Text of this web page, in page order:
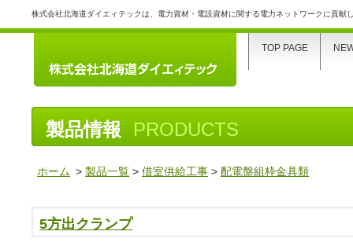
株式会社北海道ダイエィテックは、電力資材・電設資材に関する電力ネットワークに貢献
製品情報 PRODUCTS
ホーム >製品一覧 >借室供給工事 >配電盤組枠金具類
5方出クランプ
TOP PAGE